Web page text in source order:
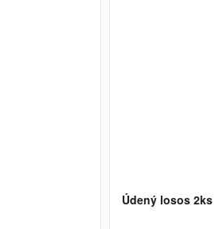
Údený losos 2ks